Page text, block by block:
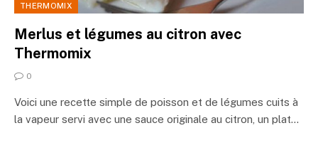
THERMOMIX
Merlus et légumes au citron avec
Thermomix
0
Voici une recette simple de poisson et de légumes cuits à
la vapeur servi avec une sauce originale au citron, un plat…